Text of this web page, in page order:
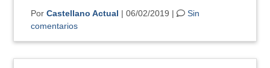
PorCastellano Actual | 06/02/2019 |
Sin
comentarios